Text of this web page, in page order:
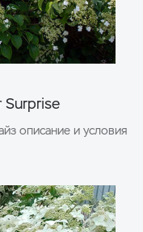
Surprise
описание и условия